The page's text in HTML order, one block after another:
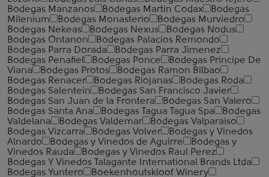
Bodegas Manzanos
Bodegas Martin Codax
Bodegas
Milenium
Bodegas Monasterio
Bodegas Murviedro
Bodegas Nekeas
Bodegas Nexus
Bodegas Nodus
Bodegas Ontanon
Bodegas Palacios Remondo
Bodegas Parra Dorada
Bodegas Parra Jimenez
Bodegas Penafiel
Bodegas Ponce
Bodegas Principe De
Viana
Bodegas Protos
Bodegas Ramon Bilbao
Bodegas Renacer
Bodegas Riojanas
Bodegas Roda
Bodegas Salentein
Bodegas San Francisco Javier
Bodegas San Juan de la Frontera
Bodegas San Valero
Bodegas Santa Ana
Bodegas Tagua Tagua Spa
Bodegas
Valdelana
Bodegas Valdemar
Bodegas Valparaiso
Bodegas Vizcarra
Bodegas Volver
Bodegas y Vinedos
Alnardo
Bodegas y Vinedos de Aguirre
Bodegas y
Vinedos Rauda
Bodegas y Vinedos Raul Perez
Bodegas Y Vinedos Talagante International Brands Ltda
Bodegas Yuntero
Boekenhoutskloof Winery